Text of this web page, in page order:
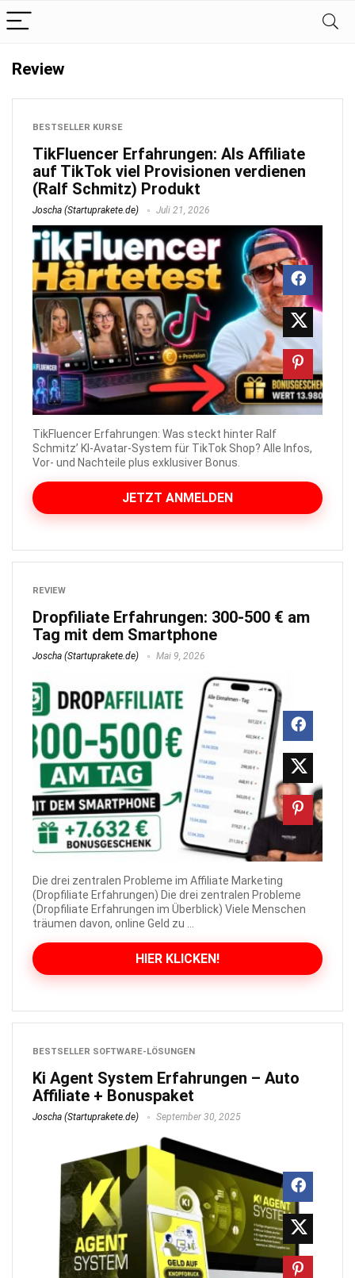
Review
BESTSELLER KURSE
TikFluencer Erfahrungen: Als Affiliate
auf TikTok viel Provisionen verdienen
(Ralf Schmitz) Produkt
Joscha (Startuprakete.de) Juli 21, 2026
TikFluencer Erfahrungen: Was steckt hinter Ralf
Schmitz’ KI-Avatar-System für TikTok Shop? Alle Infos,
Vor- und Nachteile plus exklusiver Bonus.
JETZT ANMELDEN
REVIEW
Dropfiliate Erfahrungen: 300-500 € am
Tag mit dem Smartphone
Joscha (Startuprakete.de) Mai 9, 2026
Die drei zentralen Probleme im Affiliate Marketing
(Dropfiliate Erfahrungen) Die drei zentralen Probleme
(Dropfiliate Erfahrungen im Überblick) Viele Menschen
träumen davon, online Geld zu ...
HIER KLICKEN!
BESTSELLER SOFTWARE-LÖSUNGEN
Ki Agent System Erfahrungen – Auto
Affiliate + Bonuspaket
Joscha (Startuprakete.de) September 30, 2025